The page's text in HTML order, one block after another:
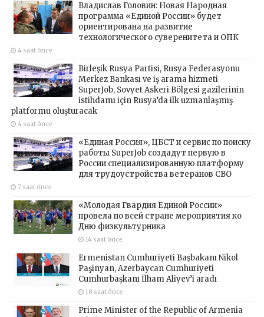
Владислав Головин: Новая Народная
программа «Единой России» будет
ориентирована на развитие
технологического суверенитета и ОПК
4 saat önce
Birleşik Rusya Partisi, Rusya Federasyonu
Merkez Bankası ve iş arama hizmeti
SuperJob, Sovyet Askeri Bölgesi gazilerinin
istihdamı için Rusya’da ilk uzmanlaşmış
platformu oluşturacak
4 saat önce
«Единая Россия», ЦБСТ и сервис по поиску
работы SuperJob создадут первую в
России специализированную платформу
для трудоустройства ветеранов СВО
7 saat önce
«Молодая Гвардия Единой России»
провела по всей стране мероприятия ко
Дню физкультурника
14 saat önce
Ermenistan Cumhuriyeti Başbakanı Nikol
Paşinyan, Azerbaycan Cumhuriyeti
Cumhurbaşkanı İlham Aliyev’i aradı
18 saat önce
Prime Minister of the Republic of Armenia